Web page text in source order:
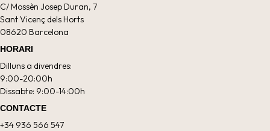
C/ Mossèn Josep Duran, 7
Sant Vicenç dels Horts
08620 Barcelona
HORARI
Dilluns a divendres:
9:00-20:00h
Dissabte: 9:00-14:00h
CONTACTE
+34 936 566 547